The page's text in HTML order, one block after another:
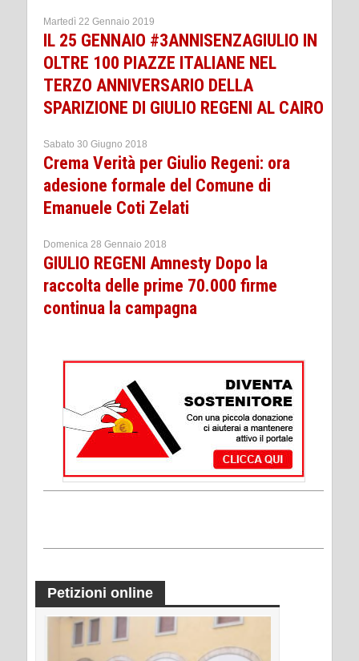
Martedì 22 Gennaio 2019
IL 25 GENNAIO #3ANNISENZAGIULIO IN
OLTRE 100 PIAZZE ITALIANE NEL
TERZO ANNIVERSARIO DELLA
SPARIZIONE DI GIULIO REGENI AL CAIRO
Sabato 30 Giugno 2018
Crema Verità per Giulio Regeni: ora
adesione formale del Comune di
Emanuele Coti Zelati
Domenica 28 Gennaio 2018
GIULIO REGENI Amnesty Dopo la
raccolta delle prime 70.000 firme
continua la campagna
Petizioni online